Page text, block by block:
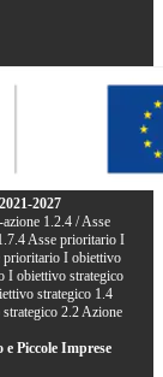
2027
1.2.4 / Asse
Asse prioritario I
prioritario I obiettivo
I obiettivo strategico
strategico 1.4
2.2 Azione
Piccole Imprese